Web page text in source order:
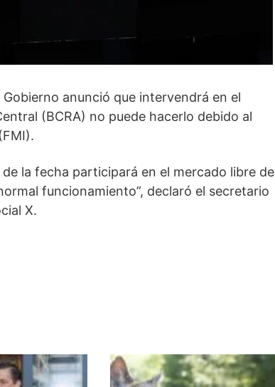
anunció que intervendrá en el
(BCRA) no puede hacerlo debido al
la fecha participará en el mercado libre de
funcionamiento”, declaró el secretario
X.